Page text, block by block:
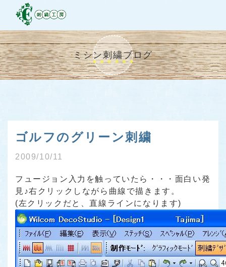
ミシン刺繍ブログ
ゴルフのグリーン刺繍
2009/10/11
フュージョン入力を触っていたら・・・面白い発
見♪右クリックしながら曲線で描きます。
(左クリックだと、直線ラインになります)